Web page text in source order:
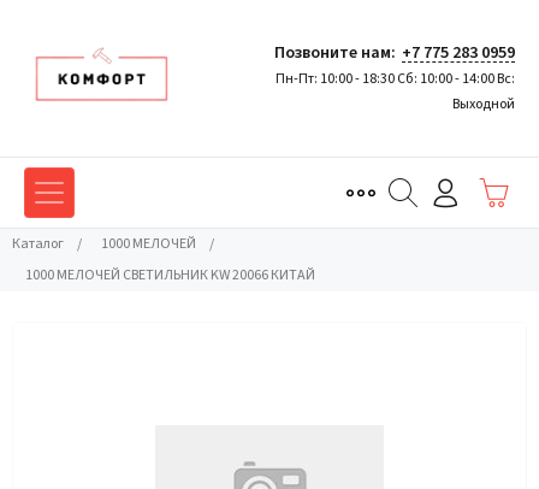
Позвоните нам: +7 775 283 0959
Пн-Пт: 10:00 - 18:30 Сб: 10:00 - 14:00 Вс:
Выходной
Каталог / 1000 МЕЛОЧЕЙ
/
1000 МЕЛОЧЕЙ СВЕТИЛЬНИК KW 20066 КИТАЙ